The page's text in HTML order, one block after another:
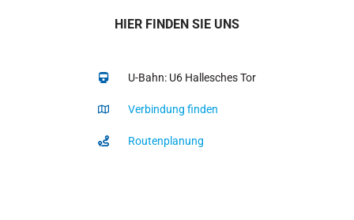
HIER FINDEN SIE UNS
U-Bahn: U6 Hallesches Tor
Verbindung finden
Routenplanung